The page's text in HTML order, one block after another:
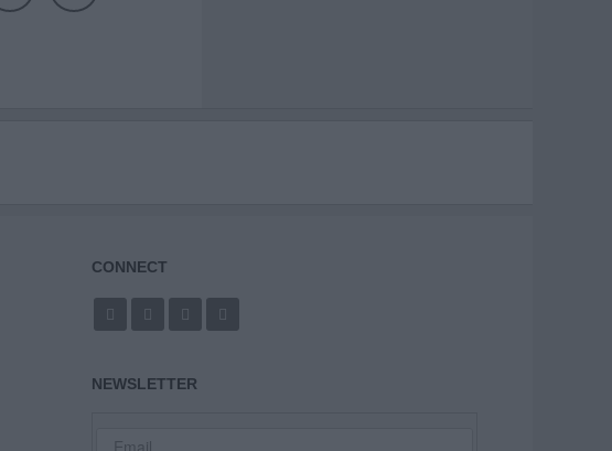
CONNECT
NEWSLETTER